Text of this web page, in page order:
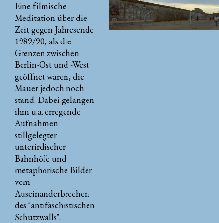
Eine filmische
Meditation über die
Zeit gegen Jahresende
1989/90, als die
Grenzen zwischen
Berlin-Ost und -West
geöffnet waren, die
Mauer jedoch noch
stand. Dabei gelangen
ihm u.a. erregende
Aufnahmen
stillgelegter
unterirdischer
Bahnhöfe und
metaphorische Bilder
vom
Auseinanderbrechen
des "antifaschistischen
Schutzwalls".